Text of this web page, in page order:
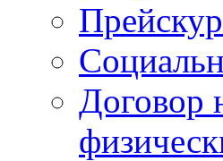
Договор